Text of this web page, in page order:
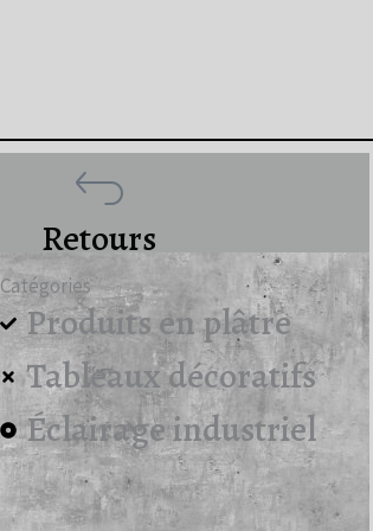
Retours
Catégories
Produits en plâtre
Tableaux décoratifs
Éclairage industriel